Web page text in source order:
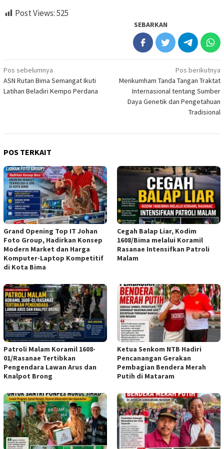
Post Views:525
SEBARKAN
Navigasi
pos
Pos sebelumnya
ASN Rutan Bima Semangat Ikuti
Latihan Beladiri Kempo Perdana
Pos berikutnya
Menkumham Tanda Tangan Traktat
Internasional tentang Sumber
Daya Genetik dan Pengetahuan
Tradisional
POS TERKAIT
Grand Opening Top IT Johan
Foto Group, Hadirkan Konsep
Modern Market dan Harga
Komputer-Laptop Kompetitif
di Kota Bima
Cegah Balap Liar, Kodim
1608/Bima melalui Koramil
Rasanae Intensifkan Patroli
Malam
Patroli Malam Koramil 1608-
01/Rasanae Tertibkan
Pengendara Lawan Arus dan
Knalpot Brong
Ketua Senkom NTB Hadiri
Pencanangan Gerakan
Pembagian Bendera Merah
Putih di Mataram